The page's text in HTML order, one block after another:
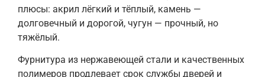
плюсы: акрил лёгкий и тёплый, камень —
долговечный и дорогой, чугун — прочный, но
тяжёлый.
Фурнитура из нержавеющей стали и качественных
полимеров продлевает срок службы дверей и